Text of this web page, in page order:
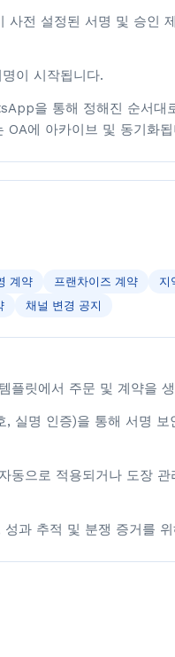
사전 설정된 서명 및 승인
이 시작됩니다.
을 통해 정해진 순서대
OA에 아카이브 및 동기화
계약 프랜차이즈 계약
지
채널 변경 공지
플릿에서 주문 및 계약을
, 실명 인증)을 통해 서명 보
동으로 적용되거나 도장 관
과 추적 및 분쟁 증거를